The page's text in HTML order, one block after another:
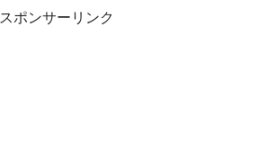
スポンサーリンク